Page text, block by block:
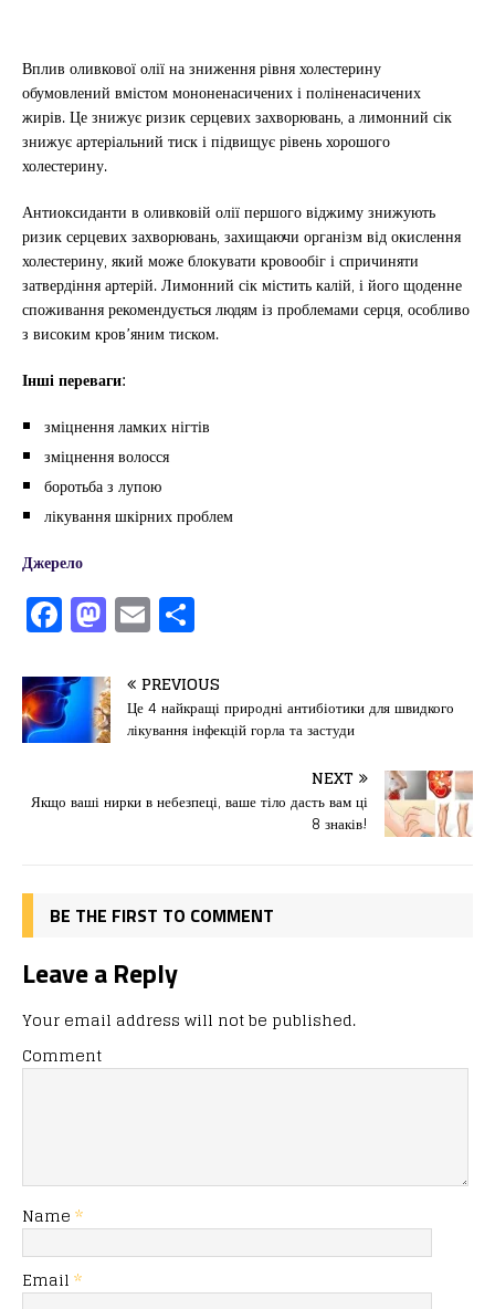
Вплив оливкової олії на зниження рівня холестерину
обумовлений вмістом мононенасичених і поліненасичених
жирів. Це знижує ризик серцевих захворювань, а лимонний сік
знижує артеріальний тиск і підвищує рівень хорошого
холестерину.
Антиоксиданти в оливковій олії першого віджиму знижують
ризик серцевих захворювань, захищаючи організм від окислення
холестерину, який може блокувати кровообіг і спричиняти
затвердіння артерій. Лимонний сік містить калій, і його щоденне
споживання рекомендується людям із проблемами серця, особливо
з високим кров’яним тиском.
Інші переваги:
зміцнення ламких нігтів
зміцнення волосся
боротьба з лупою
лікування шкірних проблем
Джерело
F
a
c
e
b
o
o
M
a
st
o
d
o
n
E
m
ai
l
іл
и
т
ис
я
PREVIOUS
Це 4 найкращі природні антибіотики для швидкого
лікування інфекцій горла та застуди
NEXT
Якщо ваші нирки в небезпеці, ваше тіло дасть вам ці
8 знаків!
BE THE FIRST TO COMMENT
Leave a Reply
Your email address will not be published.
Comment
Name *
Email *